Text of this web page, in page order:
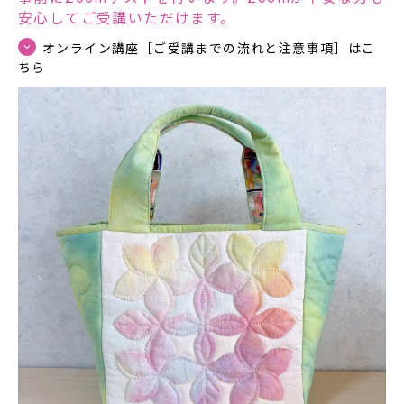
安心してご受講いただけます。
オンライン講座［ご受講までの流れと注意事項］はこ
ちら